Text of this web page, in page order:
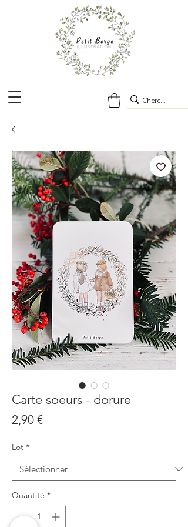
Carte soeurs - dorure
2,90 €Prix
Lot *
Quantité *